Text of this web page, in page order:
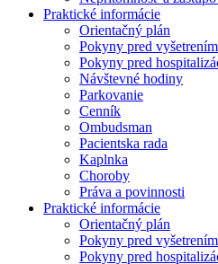
Praktické informácie
Orientačný plán
Pokyny pred vyšetrením
Pokyny pred
Návštevné hodiny
Parkovanie
Cenník
Ombudsman
Pacientska rada
Kaplnka
Choroby
Práva a povinnosti
Praktické informácie
Orientačný plán
Pokyny pred vyšetrením
Pokyny pred